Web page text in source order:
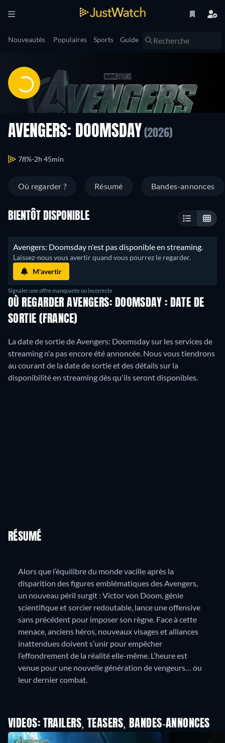
Nouveautés Populaires Sports Guide
AVENGERS: DOOMSDAY (2026)
78% 2h 45min
Où regarder ? Résumé Bandes-annonces
BIENTÔT DISPONIBLE
Avengers: Doomsday n'est pas disponible en streaming.
Laissez-nous vous avertir quand vous pourrez le regarder.
M'avertir
Signaler une offre manquante ou incorrecte
OÙ REGARDER AVENGERS: DOOMSDAY : DATE DE
SORTIE (FRANCE)
La date de sortie de Avengers: Doomsday sur les services de
streaming n'a pas encore été annoncée. Nous vous tiendrons
au courant de la date de sortie et des détails sur la
disponibilité en streaming dès qu'ils seront disponibles.
RÉSUMÉ
Alors que l’équilibre du monde vacille après la
disparition des figures emblématiques des Avengers,
un nouveau péril surgit : Victor von Doom, génie
scientifique et sorcier redoutable, lance une offensive
sans précédent pour imposer son règne. Face à cette
menace, anciens héros, nouveaux visages et alliances
inattendues doivent s’unir pour empêcher
l’effondrement de la réalité elle-même. L’heure est
venue pour une nouvelle génération de vengeurs… ou
leur dernier combat.
VIDEOS: TRAILERS, TEASERS, BANDES-ANNONCES